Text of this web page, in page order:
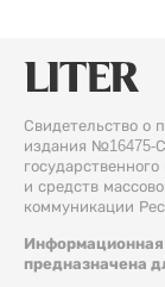
Свидетельство о
издания №16475-
и средств
коммуникации
Информационная
предназначена